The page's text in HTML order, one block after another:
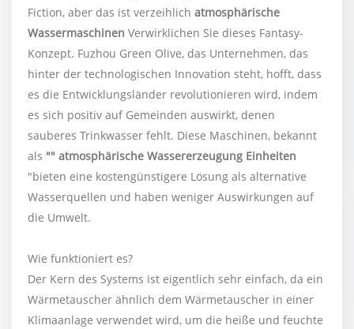
Fiction, aber das ist verzeihlich atmosphärische
Wassermaschinen Verwirklichen Sie dieses Fantasy-
Konzept. Fuzhou Green Olive, das Unternehmen, das
hinter der technologischen Innovation steht, hofft, dass
es die Entwicklungsländer revolutionieren wird, indem
es sich positiv auf Gemeinden auswirkt, denen
sauberes Trinkwasser fehlt. Diese Maschinen, bekannt
als "" atmosphärische Wassererzeugung Einheiten
"bieten eine kostengünstigere Lösung als alternative
Wasserquellen und haben weniger Auswirkungen auf
die Umwelt.
Wie funktioniert es?
Der Kern des Systems ist eigentlich sehr einfach, da ein
Wärmetauscher ähnlich dem Wärmetauscher in einer
Klimaanlage verwendet wird, um die heiße und feuchte